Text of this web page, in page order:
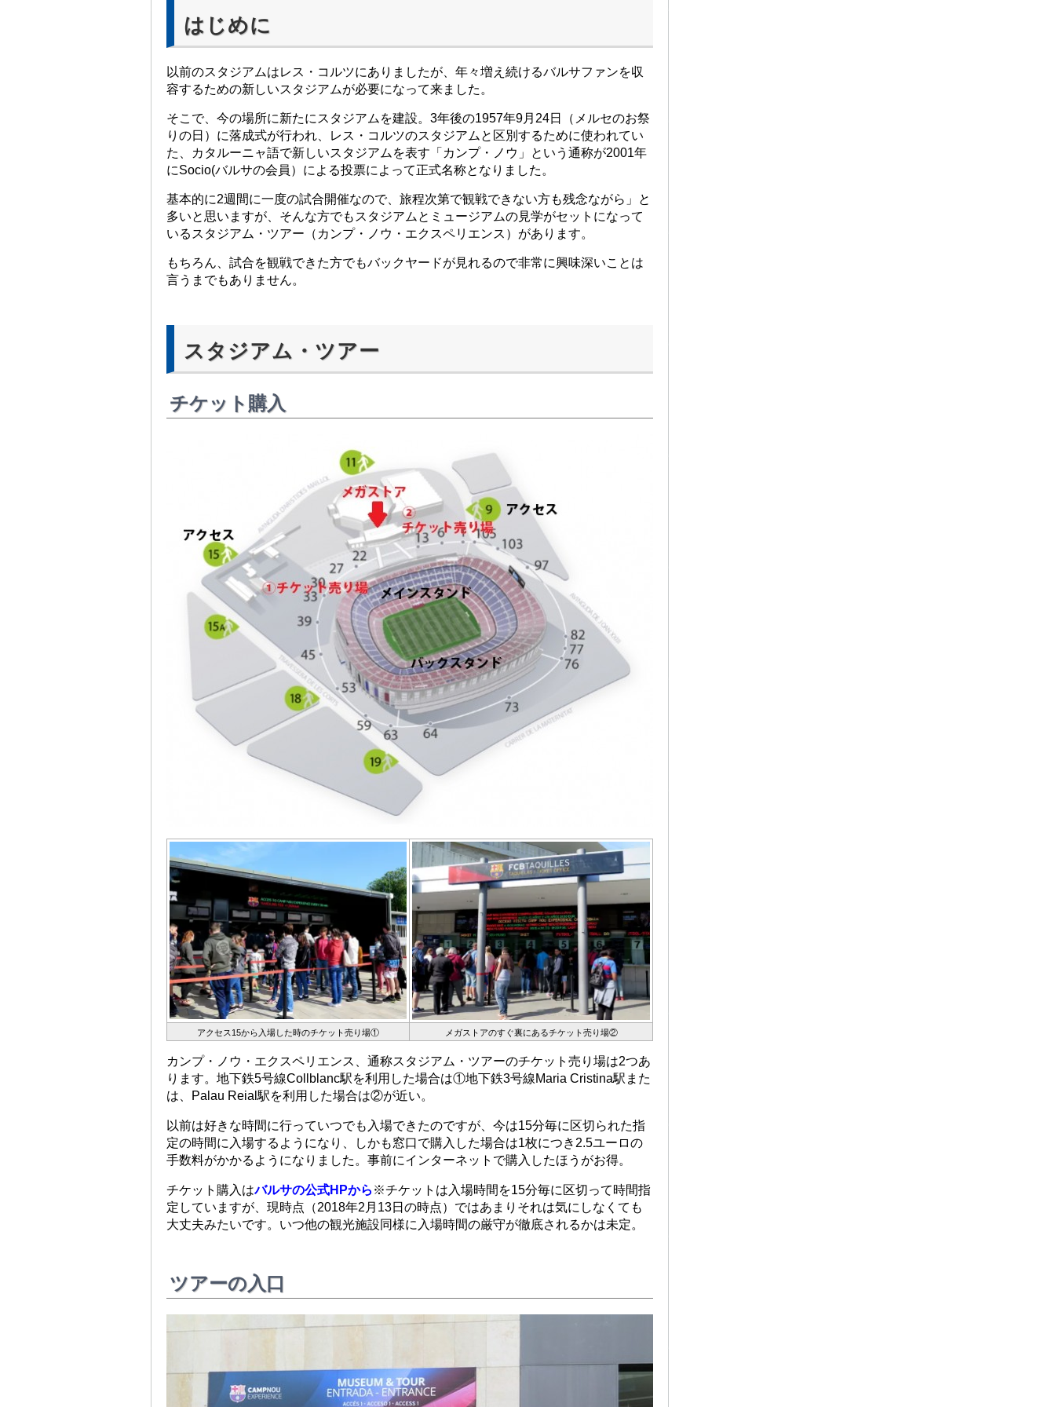
はじめに
以前のスタジアムはレス・コルツにありましたが、年々増え続けるバルサファンを収
容するための新しいスタジアムが必要になって来ました。
そこで、今の場所に新たにスタジアムを建設。3年後の1957年9月24日（メルセのお祭
りの日）に落成式が行われ、レス・コルツのスタジアムと区別するために使われてい
た、カタルーニャ語で新しいスタジアムを表す「カンプ・ノウ」という通称が2001年
にSocio(バルサの会員）による投票によって正式名称となりました。
基本的に2週間に一度の試合開催なので、旅程次第で観戦できない方も残念ながら」と
多いと思いますが、そんな方でもスタジアムとミュージアムの見学がセットになって
いるスタジアム・ツアー（カンプ・ノウ・エクスペリエンス）があります。
もちろん、試合を観戦できた方でもバックヤードが見れるので非常に興味深いことは
言うまでもありません。
スタジアム・ツアー
チケット購入
アクセス15から入場した時のチケット売り場① メガストアのすぐ裏にあるチケット売り場②
カンプ・ノウ・エクスペリエンス、通称スタジアム・ツアーのチケット売り場は2つあ
ります。地下鉄5号線Collblanc駅を利用した場合は①地下鉄3号線Maria Cristina駅また
は、Palau Reial駅を利用した場合は②が近い。
以前は好きな時間に行っていつでも入場できたのですが、今は15分毎に区切られた指
定の時間に入場するようになり、しかも窓口で購入した場合は1枚につき2.5ユーロの
手数料がかかるようになりました。事前にインターネットで購入したほうがお得。
チケット購入はバルサの公式HPから ※チケットは入場時間を15分毎に区切って時間指
定していますが、現時点（2018年2月13日の時点）ではあまりそれは気にしなくても
大丈夫みたいです。いつ他の観光施設同様に入場時間の厳守が徹底されるかは未定。
ツアーの入口